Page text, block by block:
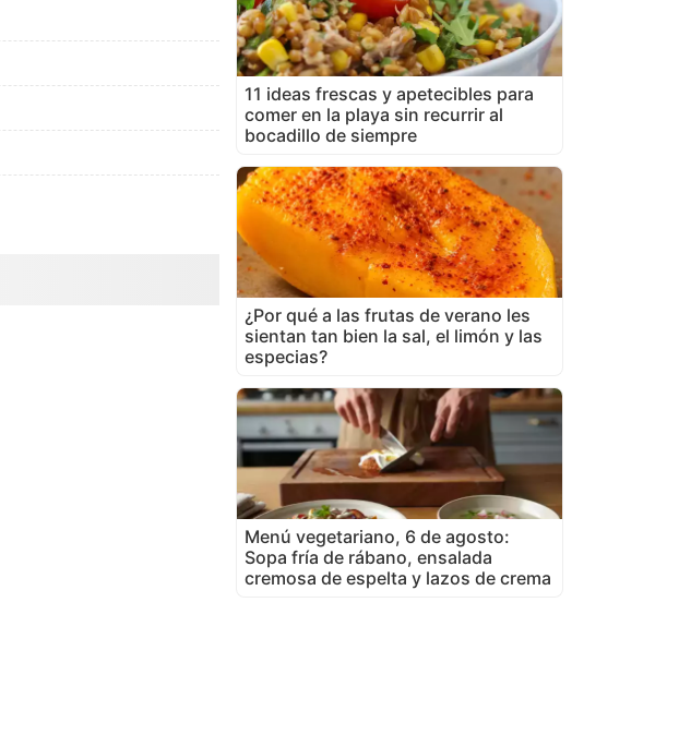
11 ideas frescas y apetecibles para
comer en la playa sin recurrir al
bocadillo de siempre
¿Por qué a las frutas de verano les
sientan tan bien la sal, el limón y las
especias?
Menú vegetariano, 6 de agosto:
Sopa fría de rábano, ensalada
cremosa de espelta y lazos de crema